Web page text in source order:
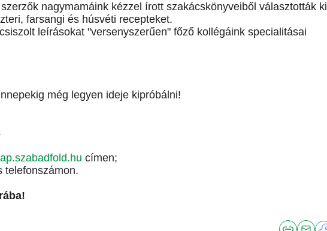
nagymamáink kézzel írott szakácskönyveiből választották ki
farsangi és húsvéti recepteket.
leírásokat "versenyszerűen" főző kollégáink specialitásai
még legyen ideje kipróbálni!
címen;
telefonszámon.